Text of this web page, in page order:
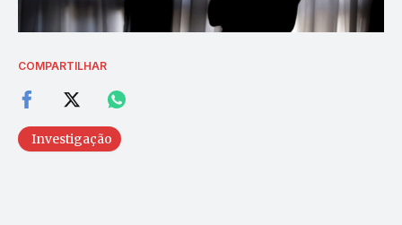
COMPARTILHAR
Investigação